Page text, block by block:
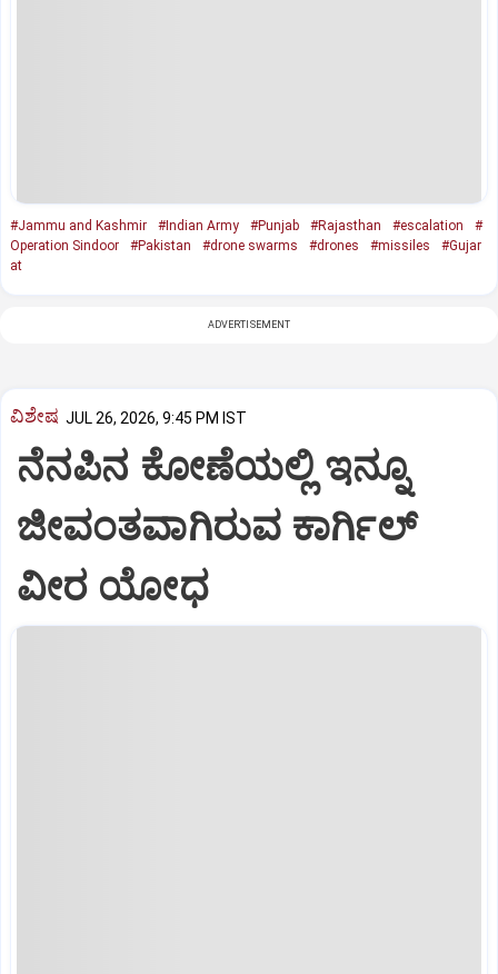
#Jammu and Kashmir #Indian Army #Punjab #Rajasthan #escalation
#
Operation Sindoor
#Pakistan #drone swarms #drones #missiles
#Gujar
at
ADVERTISEMENT
ವಿಶೇಷ JUL 26, 2026, 9:45 PM IST
ನೆನಪಿನ ಕೋಣೆಯಲ್ಲಿ ಇನ್ನೂ
ಜೀವಂತವಾಗಿರುವ ಕಾರ್ಗಿಲ್
ವೀರ ಯೋಧ